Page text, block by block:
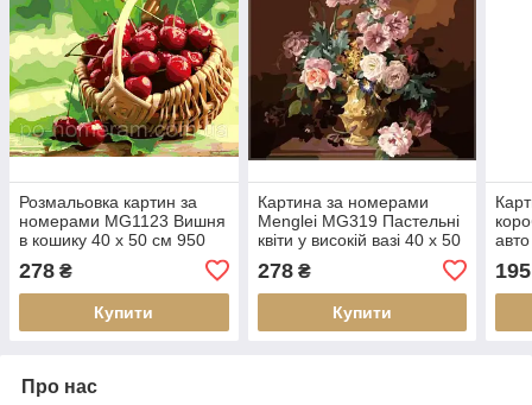
Розмальовка картин за
номерами MG1123 Вишня
в кошику 40 х 50 см 950
278 ₴
Купити
Картина за номерами
Menglei MG319 Пастельні
квіти у високій вазі 40 х 50
278₴
Купити
195
Про нас